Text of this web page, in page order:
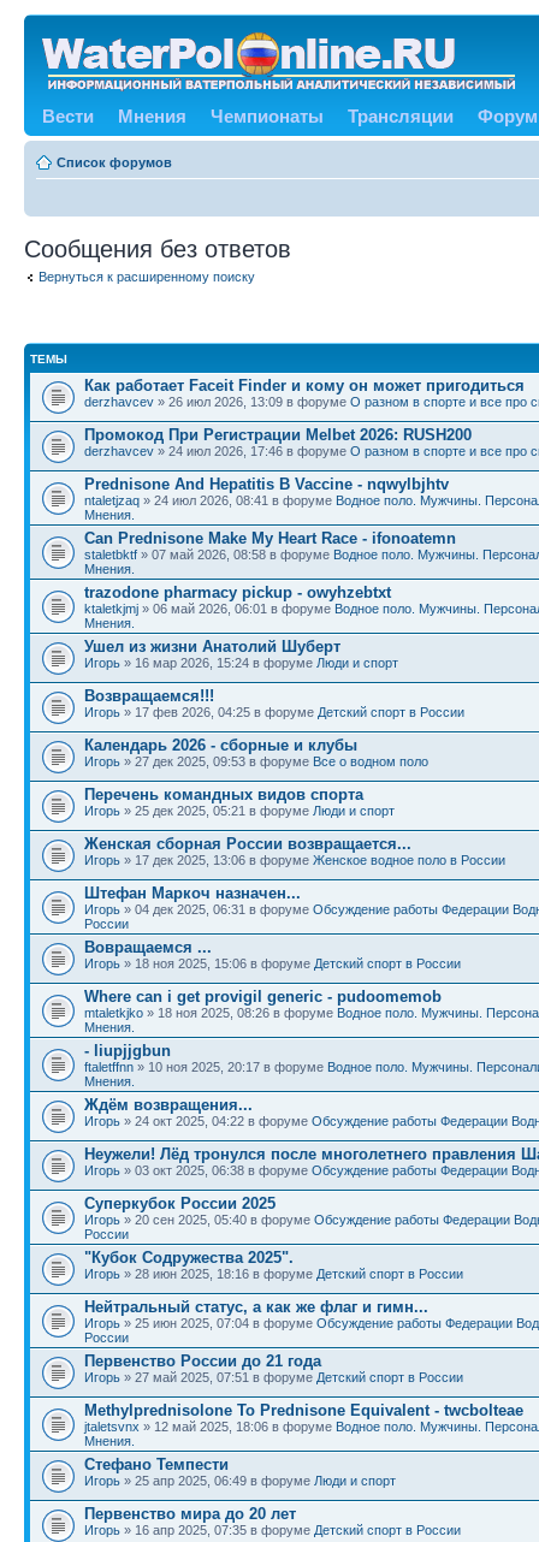
Вести Мнения Чемпионаты Трансляции Форум
Список форумов
Сообщения без ответов
Вернуться к расширенному поиску
ТЕМЫ
Как работает Faceit Finder и кому он может пригодиться
derzhavcev » 26 июл 2026, 13:09 в форуме О разном в спорте и все про
Промокод При Регистрации Melbet 2026: RUSH200
derzhavcev » 24 июл 2026, 17:46 в форуме О разном в спорте и все про
Prednisone And Hepatitis B Vaccine - nqwylbjhtv
ntaletjzaq » 24 июл 2026, 08:41 в форуме Водное поло. Мужчины.
Мнения.
Can Prednisone Make My Heart Race - ifonoatemn
staletbktf » 07 май 2026, 08:58 в форуме Водное поло. Мужчины.
Мнения.
trazodone pharmacy pickup - owyhzebtxt
ktaletkjmj » 06 май 2026, 06:01 в форуме Водное поло. Мужчины.
Мнения.
Ушел из жизни Анатолий Шуберт
Игорь » 16 мар 2026, 15:24 в форуме Люди и спорт
Возвращаемся!!!
Игорь » 17 фев 2026, 04:25 в форуме Детский спорт в России
Календарь 2026 - сборные и клубы
Игорь » 27 дек 2025, 09:53 в форуме Все о водном поло
Перечень командных видов спорта
Игорь » 25 дек 2025, 05:21 в форуме Люди и спорт
Женская сборная России возвращается...
Игорь » 17 дек 2025, 13:06 в форуме Женское водное поло в России
Штефан Маркоч назначен...
Игорь » 04 дек 2025, 06:31 в форуме Обсуждение работы Федерации
России
Вовращаемся ...
Игорь » 18 ноя 2025, 15:06 в форуме Детский спорт в России
Where can i get provigil generic - pudoomemob
mtaletkjko » 18 ноя 2025, 08:26 в форуме Водное поло. Мужчины.
Мнения.
- liupjjgbun
ftaletffnn » 10 ноя 2025, 20:17 в форуме Водное поло. Мужчины.
Мнения.
Ждём возвращения...
Игорь » 24 окт 2025, 04:22 в форуме Обсуждение работы Федерации
Неужели! Лёд тронулся после многолетнего правления
Игорь » 03 окт 2025, 06:38 в форуме Обсуждение работы Федерации
Суперкубок России 2025
Игорь » 20 сен 2025, 05:40 в форуме Обсуждение работы Федерации
России
"Кубок Содружества 2025".
Игорь » 28 июн 2025, 18:16 в форуме Детский спорт в России
Нейтральный статус, а как же флаг и гимн...
Игорь » 25 июн 2025, 07:04 в форуме Обсуждение работы Федерации
России
Первенство России до 21 года
Игорь » 27 май 2025, 07:51 в форуме Детский спорт в России
Methylprednisolone To Prednisone Equivalent - twcbolteae
jtaletsvnx » 12 май 2025, 18:06 в форуме Водное поло. Мужчины.
Мнения.
Стефано Темпести
Игорь » 25 апр 2025, 06:49 в форуме Люди и спорт
Первенство мира до 20 лет
Игорь » 16 апр 2025, 07:35 в форуме Детский спорт в России